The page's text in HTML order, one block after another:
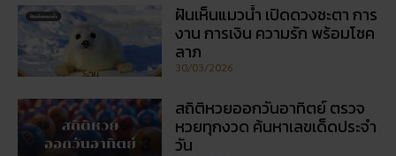
สถิติหวยออกวันอาทิตย์ ตรวจ
หวยทุกงวด ค้นหาเลขเด็ดประจำ
วัน
30/03/2026
5 กิจกรรเสริมดวงโชคลาภ ใน
วันออกพรรษา
28/02/2026